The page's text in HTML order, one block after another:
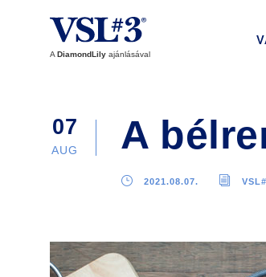
A DiamondLily ajánlásával
07
AUG A
2021.08.07.